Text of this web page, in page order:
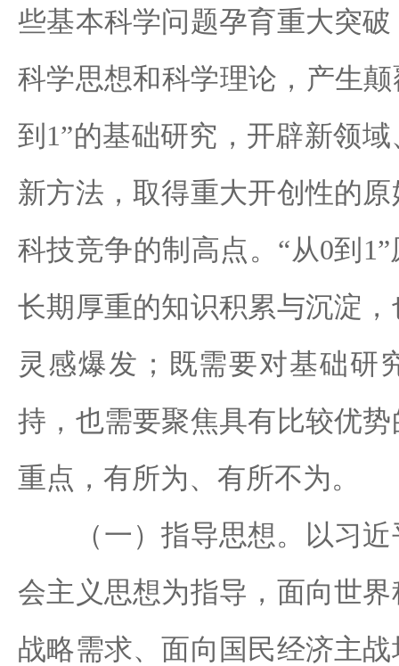
些基本科学问题孕育重大突
科学思想和科学理论，产生
到1”的基础研究，开辟新领
新方法，取得重大开创性的
科技竞争的制高点。“从0到
长期厚重的知识积累与沉淀
灵感爆发；既需要对基础研
持，也需要聚焦具有比较优
重点，有所为、有所不为。
（一）指导思想。以习近
会主义思想为指导，面向世
战略需求、面向国民经济主